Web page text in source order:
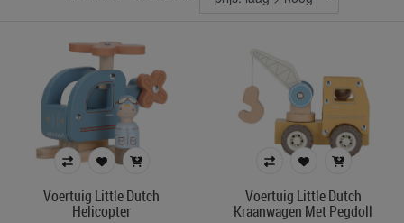
Kleur
In voorraad
Voertuig Little Dutch
Helicopter
Voertuig Little Dutch
Kraanwagen Met Pegdoll